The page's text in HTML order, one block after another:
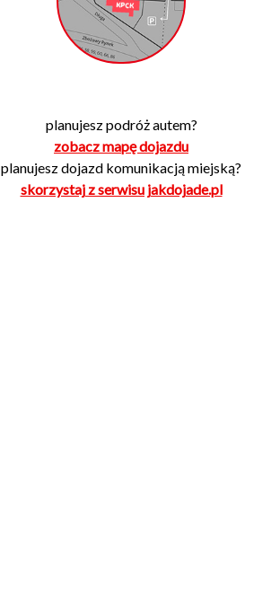
planujesz podróż autem?
zobacz mapę dojazdu
planujesz dojazd komunikacją miejską?
skorzystaj z serwisu jakdojade.pl